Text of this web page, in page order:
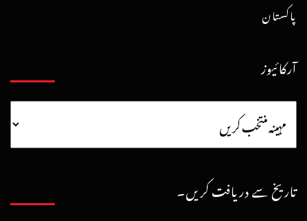
پاکستان
آرکائیوز
تاریخ سے دریافت کریں۔